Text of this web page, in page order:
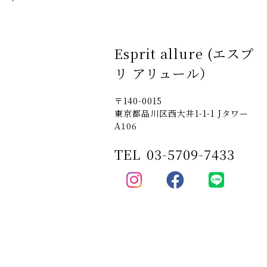
Esprit allure (エスプ
リ アリュール）
〒140-0015
東京都品川区西大井1-1-1 Jタワー
A106
TEL 03-5709-7433